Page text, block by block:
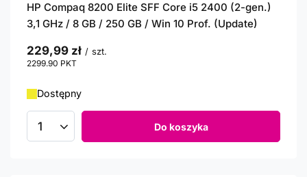
HP Compaq 8200 Elite SFF Core i5 2400 (2-gen.)
3,1 GHz / 8 GB / 250 GB / Win 10 Prof. (Update)
229,99 zł / szt.
2299.90 PKT
Dostępny
Ilość produktów Do koszyka